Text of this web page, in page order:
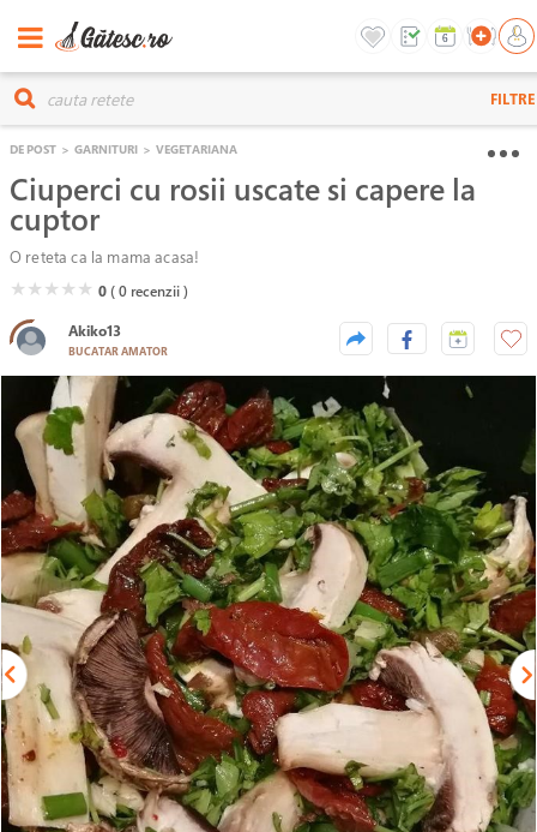
FILTRE
DE POST > GARNITURI > VEGETARIANA
Ciuperci cu rosii uscate si capere la
cuptor
O reteta ca la mama acasa!
( )
★( )
★( )
★( )
★( )
★ 0( 0 recenzii )
Akiko13
BUCATAR AMATOR